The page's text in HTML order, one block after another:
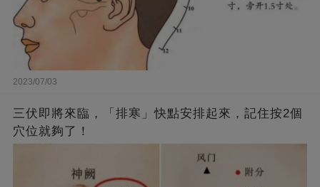
2023/07/03
三伏即將來臨，「排寒」快點安排起來，記住按2個
穴位就夠了！